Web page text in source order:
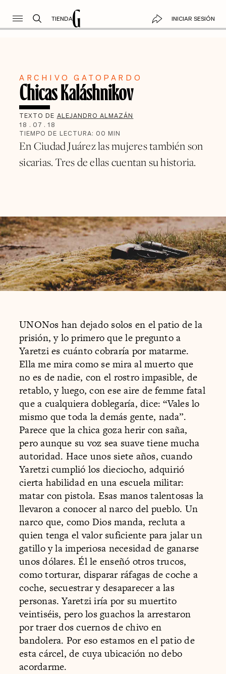
TIENDA INICIAR SESIÓN
ARCHIVO GATOPARDO
Chicas Kaláshnikov
TEXTO DE ALEJANDRO ALMAZÁN
18 . 07 . 18
TIEMPO DE LECTURA: 00 MIN
En Ciudad Juárez las mujeres también son
sicarias. Tres de ellas cuentan su historia.
UNONos han dejado solos en el patio de la
prisión, y lo primero que le pregunto a
Yaretzi es cuánto cobraría por matarme.
Ella me mira como se mira al muerto que
no es de nadie, con el rostro impasible, de
retablo, y luego, con ese aire de femme fatal
que a cualquiera doblegaría, dice: “Vales lo
mismo que toda la demás gente, nada”.
Parece que la chica goza herir con saña,
pero aunque su voz sea suave tiene mucha
autoridad. Hace unos siete años, cuando
Yaretzi cumplió los dieciocho, adquirió
cierta habilidad en una escuela militar:
matar con pistola. Esas manos talentosas la
llevaron a conocer al narco del pueblo. Un
narco que, como Dios manda, recluta a
quien tenga el valor suficiente para jalar un
gatillo y la imperiosa necesidad de ganarse
unos dólares. Él le enseñó otros trucos,
como torturar, disparar ráfagas de coche a
coche, secuestrar y desaparecer a las
personas. Yaretzi iría por su muertito
veintiséis, pero los guachos la arrestaron
por traer dos cuernos de chivo en
bandolera. Por eso estamos en el patio de
esta cárcel, de cuya ubicación no debo
acordarme.